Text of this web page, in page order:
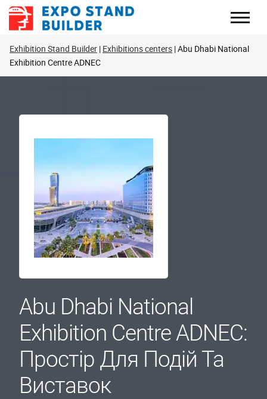
Перейти
Exhibition Stand Builder Exhibitions centers Abu Dhabi National
Exhibition Centre ADNEC
Abu Dhabi National
Exhibition Centre ADNEC:
Простір Для Подій Та
Виставок